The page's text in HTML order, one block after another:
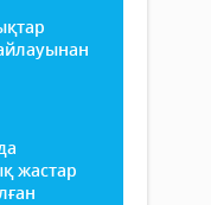
жастар